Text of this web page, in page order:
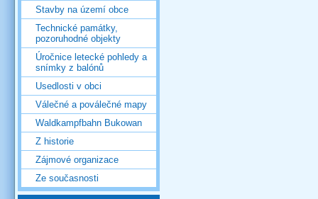
Stavby na území obce
Technické památky,
pozoruhodné objekty
Úročnice letecké pohledy a
snímky z balónů
Usedlosti v obci
Válečné a poválečné mapy
Waldkampfbahn Bukowan
Z historie
Zájmové organizace
Ze současnosti